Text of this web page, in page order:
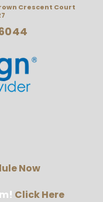
Crescent Court
Now
Click Here